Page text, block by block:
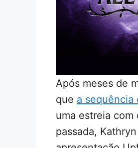
Após meses de
que a sequência
uma estreia
passada,